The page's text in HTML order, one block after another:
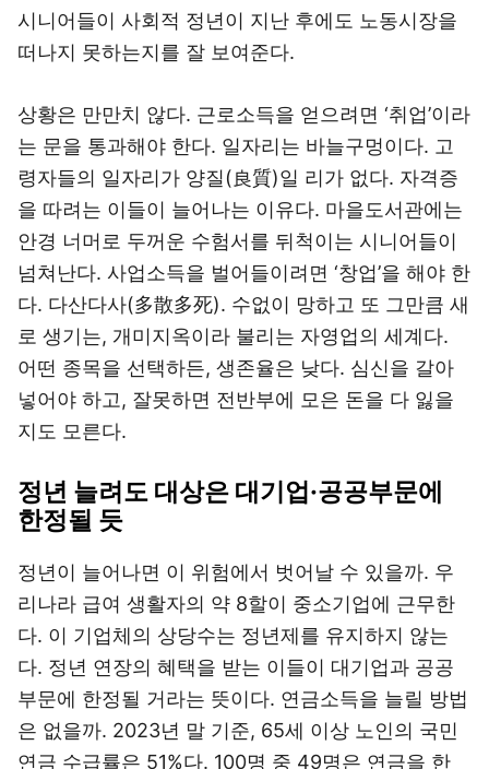
시니어들이 사회적 정년이 지난 후에도 노동시장을
떠나지 못하는지를 잘 보여준다.
상황은 만만치 않다. 근로소득을 얻으려면 ‘취업’이라
는 문을 통과해야 한다. 일자리는 바늘구멍이다. 고
령자들의 일자리가 양질(良質)일 리가 없다. 자격증
을 따려는 이들이 늘어나는 이유다. 마을도서관에는
안경 너머로 두꺼운 수험서를 뒤척이는 시니어들이
넘쳐난다. 사업소득을 벌어들이려면 ‘창업’을 해야 한
다. 다산다사(多散多死). 수없이 망하고 또 그만큼 새
로 생기는, 개미지옥이라 불리는 자영업의 세계다.
어떤 종목을 선택하든, 생존율은 낮다. 심신을 갈아
넣어야 하고, 잘못하면 전반부에 모은 돈을 다 잃을
지도 모른다.
정년 늘려도 대상은 대기업·공공부문에
한정될 듯
정년이 늘어나면 이 위험에서 벗어날 수 있을까. 우
리나라 급여 생활자의 약 8할이 중소기업에 근무한
다. 이 기업체의 상당수는 정년제를 유지하지 않는
다. 정년 연장의 혜택을 받는 이들이 대기업과 공공
부문에 한정될 거라는 뜻이다. 연금소득을 늘릴 방법
은 없을까. 2023년 말 기준, 65세 이상 노인의 국민
연금 수급률은 51%다. 100명 중 49명은 연금을 한